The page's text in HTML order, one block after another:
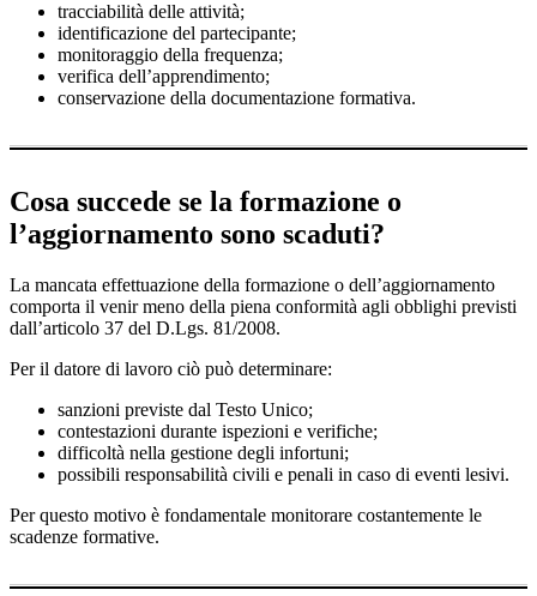
tracciabilità delle attività;
identificazione del partecipante;
monitoraggio della frequenza;
verifica dell’apprendimento;
conservazione della documentazione formativa.
Cosa succede se la formazione o
l’aggiornamento sono scaduti?
La mancata effettuazione della formazione o dell’aggiornamento
comporta il venir meno della piena conformità agli obblighi previsti
dall’articolo 37 del D.Lgs. 81/2008.
Per il datore di lavoro ciò può determinare:
sanzioni previste dal Testo Unico;
contestazioni durante ispezioni e verifiche;
difficoltà nella gestione degli infortuni;
possibili responsabilità civili e penali in caso di eventi lesivi.
Per questo motivo è fondamentale monitorare costantemente le
scadenze formative.